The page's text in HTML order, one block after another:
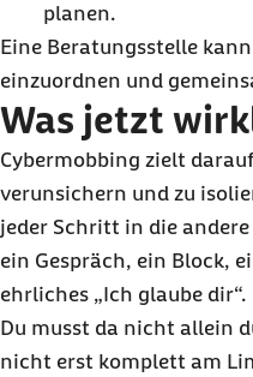
planen.
Eine Beratungsstelle
einzuordnen und
Was jetzt
Cybermobbing zielt
verunsichern und zu
jeder Schritt in die
ein Gespräch, ein Block,
ehrliches „Ich glaube dir“.
Du musst da nicht allein
nicht erst komplett am